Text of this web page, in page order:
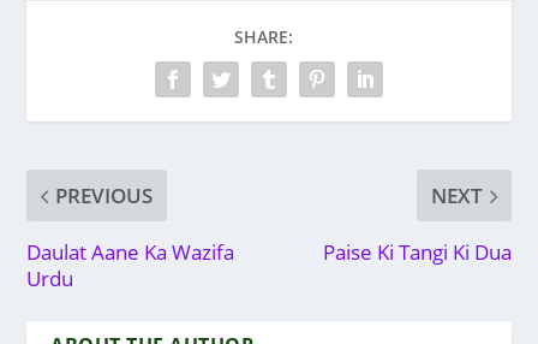
SHARE:
PREVIOUS
Daulat Aane Ka Wazifa
Urdu
NEXT
Paise Ki Tangi Ki Dua